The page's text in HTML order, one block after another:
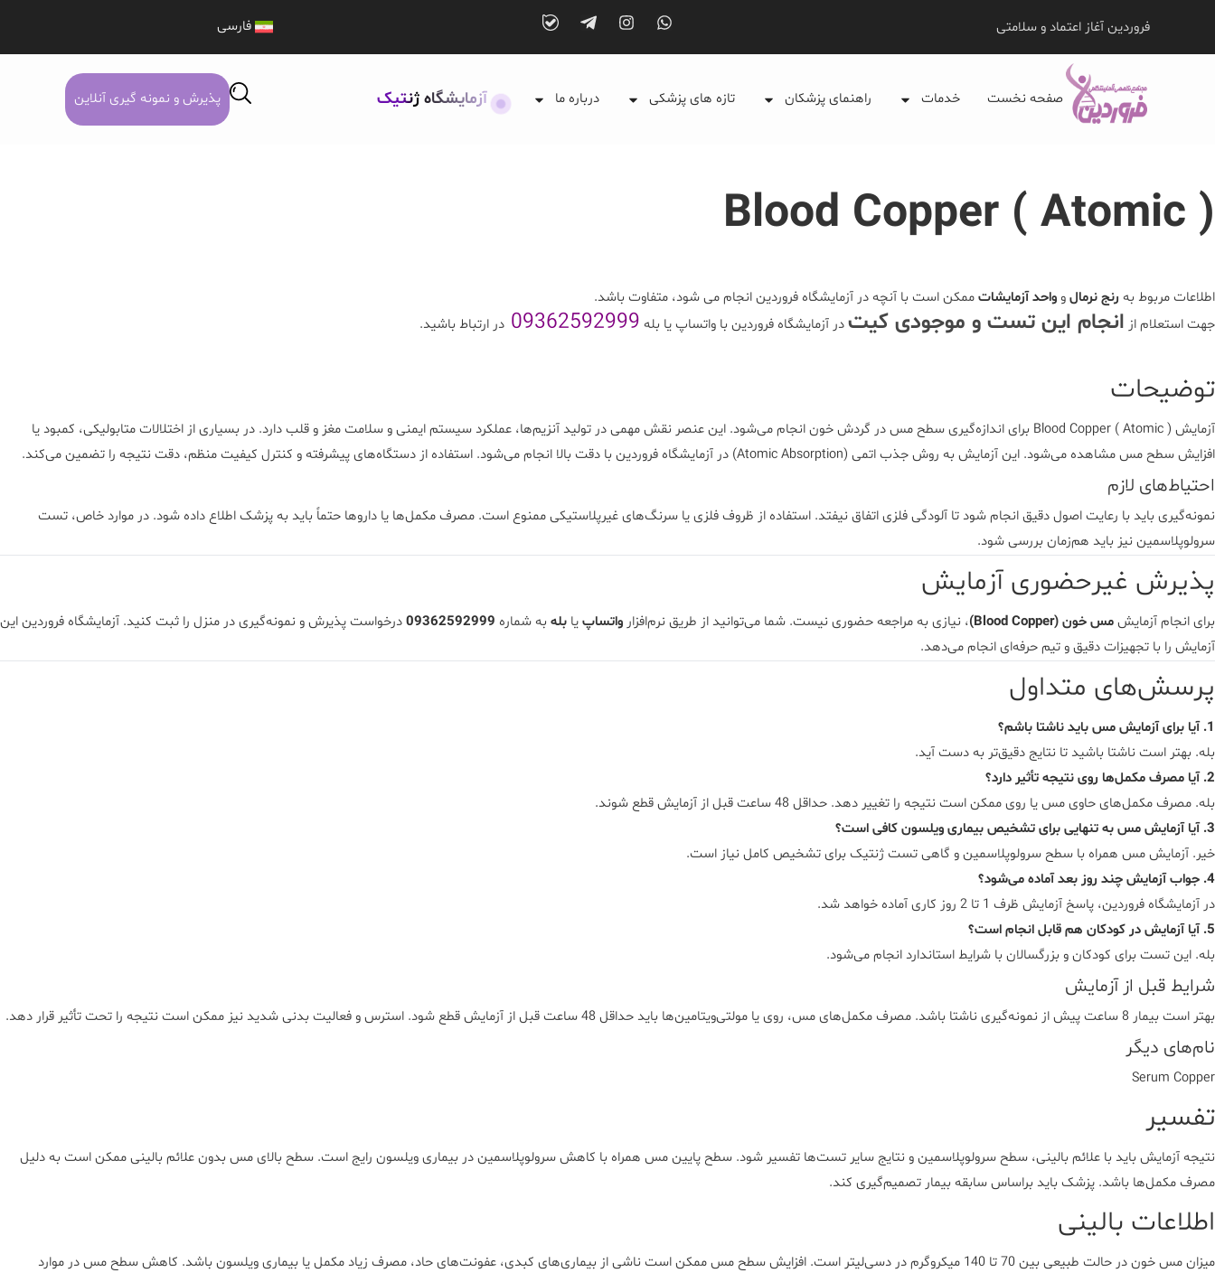
فروردین آغاز اعتماد و سلامتی فارسی
صفحه نخست خدمات راهنمای پزشکان تازه های پزشکی درباره ما آزمایشگاه ژنتیک پذیرش و نمونه گیری آنلاین
Blood Copper ( Atomic )
اطلاعات مربوط به رنج نرمالو واحد آزمایشاتممکن است با آنچه در آزمایشگاه فروردین انجام می شود، متفاوت باشد.
جهت استعلام از انجام این تست و موجودی کیتدر آزمایشگاه فروردین با واتساپ یا بله 09362592999 در ارتباط باشید.
توضیحات
آزمایش
برای اندازه‌گیری سطح مس در گردش خون انجام می‌شود. این عنصر نقش مهمی در تولید آنزیم‌ها، عملکرد سیستم ایمنی و سلامت مغز و قلب دارد. در بسیاری از اختلالات متابولیکی، کمبود یا
افزایش سطح مس مشاهده می‌شود. این آزمایش به روش جذب اتمی (Atomic Absorption) در
آزمایشگاه فروردین با دقت بالا انجام می‌شود. استفاده از دستگاه‌های پیشرفته و کنترل کیفیت منظم، دقت نتیجه را تضمین می‌کند.
احتیاط‌های لازم
نمونه‌گیری باید با رعایت اصول دقیق انجام شود تا آلودگی فلزی اتفاق نیفتد. استفاده از ظروف فلزی یا سرنگ‌های غیرپلاستیکی ممنوع است. مصرف مکمل‌ها یا داروها حتماً باید به پزشک اطلاع داده شود. در موارد خاص، تست
سرولوپلاسمین نیز باید هم‌زمان بررسی شود.
پذیرش غیرحضوری آزمایش
برای انجام آزمایشمس خون (Blood Copper) ، نیازی به مراجعه حضوری نیست. شما می‌توانید از طریق نرم‌افزار واتساپیا بله به شماره 09362592999درخواست پذیرش و نمونه‌گیری در منزل را ثبت کنید. آزمایشگاه فروردین این
آزمایش را با تجهیزات دقیق و تیم حرفه‌ای انجام می‌دهد.
پرسش‌های متداول
1. آیا برای آزمایش مس باید ناشتا باشم؟
بله. بهتر است ناشتا باشید تا نتایج دقیق‌تر به دست آید.
2. آیا مصرف مکمل‌ها روی نتیجه تأثیر دارد؟
بله. مصرف مکمل‌های حاوی مس یا روی ممکن است نتیجه را تغییر دهد. حداقل 48 ساعت قبل از آزمایش قطع شوند.
3. آیا آزمایش مس به تنهایی برای تشخیص بیماری ویلسون کافی است؟
خیر. آزمایش مس همراه با سطح سرولوپلاسمین و گاهی تست ژنتیک برای تشخیص کامل نیاز است.
4. جواب آزمایش چند روز بعد آماده می‌شود؟
در آزمایشگاه فروردین، پاسخ آزمایش ظرف 1 تا 2 روز کاری آماده خواهد شد.
5. آیا آزمایش در کودکان هم قابل انجام است؟
بله. این تست برای کودکان و بزرگسالان با شرایط استاندارد انجام می‌شود.
شرایط قبل از آزمایش
بهتر است بیمار 8 ساعت پیش از نمونه‌گیری ناشتا باشد. مصرف مکمل‌های مس، روی یا مولتی‌ویتامین‌ها باید حداقل 48 ساعت قبل از آزمایش قطع شود. استرس و فعالیت بدنی شدید نیز ممکن است نتیجه را تحت تأثیر قرار دهد.
نام‌های دیگر
Serum Copper
تفسیر
نتیجه آزمایش باید با علائم بالینی، سطح سرولوپلاسمین و نتایج سایر تست‌ها تفسیر شود. سطح پایین مس همراه با کاهش سرولوپلاسمین در بیماری ویلسون رایج است. سطح بالای مس بدون علائم بالینی ممکن است به دلیل
مصرف مکمل‌ها باشد. پزشک باید براساس سابقه بیمار تصمیم‌گیری کند.
اطلاعات بالینی
میزان مس خون در حالت طبیعی بین 70 تا 140 میکروگرم در دسی‌لیتر است. افزایش سطح مس ممکن است ناشی از بیماری‌های کبدی، عفونت‌های حاد، مصرف زیاد مکمل یا بیماری ویلسون باشد. کاهش سطح مس در موارد